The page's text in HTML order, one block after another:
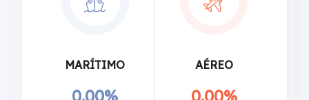
MARÍTIMO AÉREO